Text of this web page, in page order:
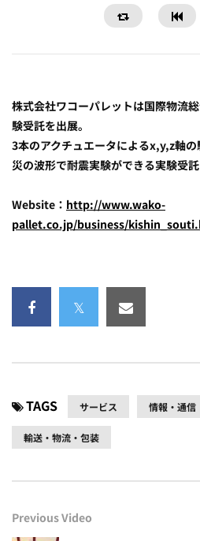
株式会社ワコーパレットは国際物流
験受託を出展。
3本のアクチュエータによるx,y,z軸
災の波形で耐震実験ができる実験受託
Website： http://www.wako-
pallet.co.jp/business/
TAGS サービス 情報・通信
輸送・物流・包装
Previous Video